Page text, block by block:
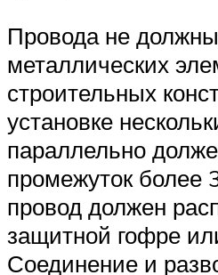
Провода не
металлических
строительных
установке
параллельно
промежуток более
провод должен
защитной гофре
Соединение и